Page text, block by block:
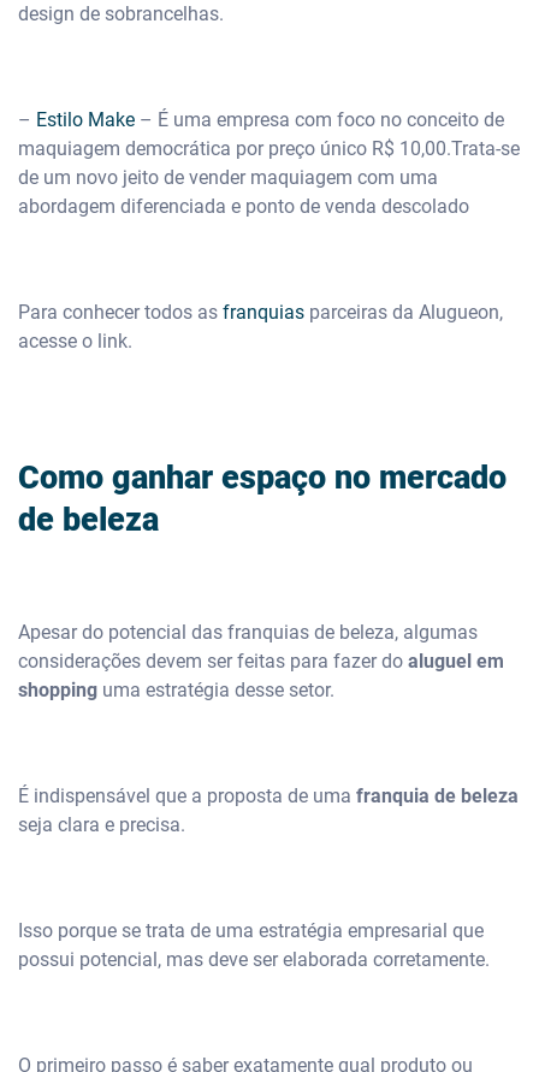
design de sobrancelhas.
– Estilo Make – É uma empresa com foco no conceito de
maquiagem democrática por preço único R$ 10,00.Trata-se
de um novo jeito de vender maquiagem com uma
abordagem diferenciada e ponto de venda descolado
Para conhecer todos as franquias parceiras da Alugueon,
acesse o link.
Como ganhar espaço no mercado
de beleza
Apesar do potencial das franquias de beleza, algumas
considerações devem ser feitas para fazer do aluguel em
shopping uma estratégia desse setor.
É indispensável que a proposta de uma franquia de beleza
seja clara e precisa.
Isso porque se trata de uma estratégia empresarial que
possui potencial, mas deve ser elaborada corretamente.
O primeiro passo é saber exatamente qual produto ou